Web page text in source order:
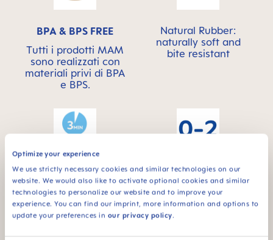
Optimize your experience
We use strictly necessary cookies and similar technologies on our
website. We would also like to activate optional cookies and similar
technologies to personalize our website and to improve your
experience. You can find our imprint, more information and options to
update your preferences in our privacy policy.
BPA & BPS FREE
Tutti i prodotti MAM
sono realizzati con
materiali privi di BPA
e BPS.
Natural Rubber:
naturally soft and
bite resistant
STERILIZING &
CARRY BOX
Fornito in una
comoda scatola di
Per bambini da 0 a 2
mesi